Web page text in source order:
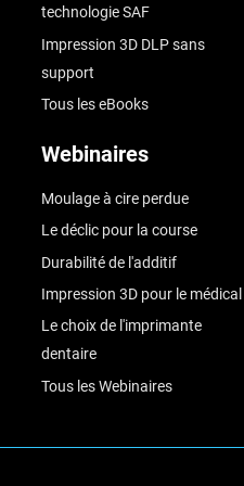
technologie SAF
Impression 3D DLP sans
support
Tous les eBooks
Webinaires
Moulage à cire perdue
Le déclic pour la course
Durabilité de l'additif
Impression 3D pour le médical
Le choix de l'imprimante
dentaire
Tous les Webinaires